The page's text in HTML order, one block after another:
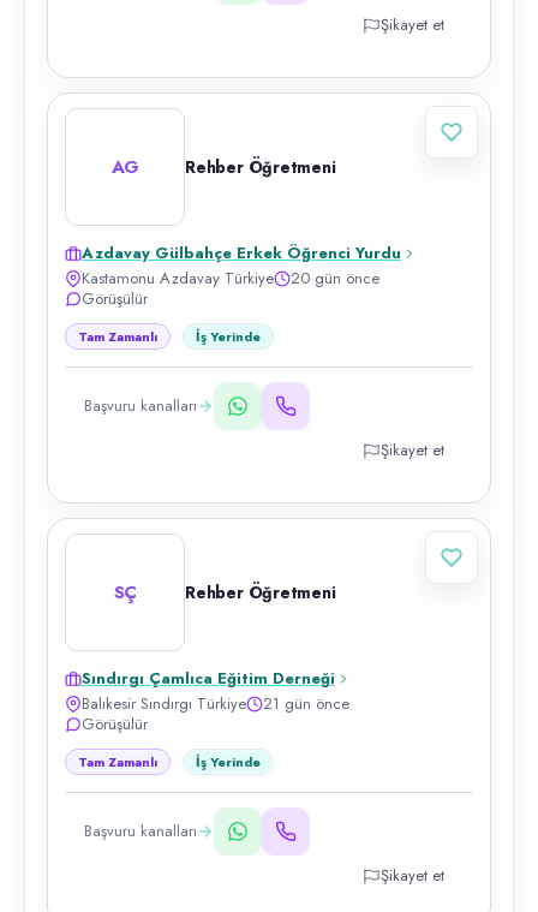
Şikayet et
AG Rehber Öğretmeni
Azdavay Gülbahçe Erkek Öğrenci Yurdu
Kastamonu Azdavay Türkiye
20 gün önce
Görüşülür
Tam Zamanlı İş Yerinde
Başvuru kanalları
Şikayet et
SÇ Rehber Öğretmeni
Sındırgı Çamlıca Eğitim Derneği
Balıkesir Sındırgı Türkiye
21 gün önce
Görüşülür
Tam Zamanlı İş Yerinde
Başvuru kanalları
Şikayet et